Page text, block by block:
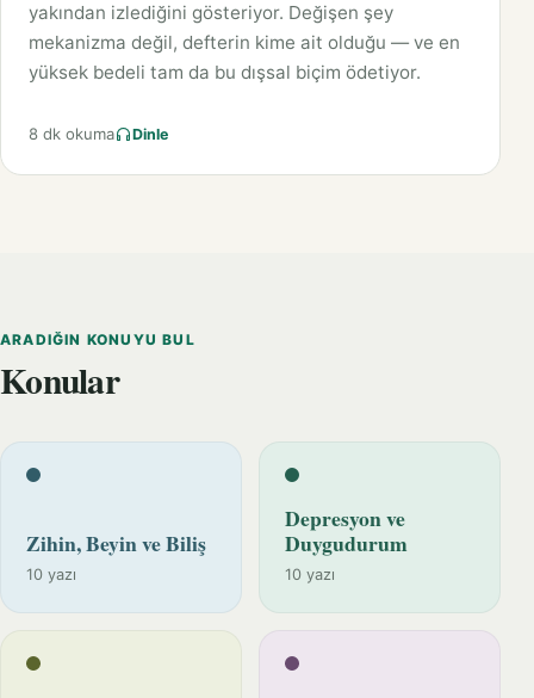
yakından izlediğini gösteriyor. Değişen şey
mekanizma değil, defterin kime ait olduğu — ve en
yüksek bedeli tam da bu dışsal biçim ödetiyor.
8 dk okuma Dinle
ARADIĞIN KONUYU BUL
Konular
Zihin, Beyin ve Biliş
10 yazı
Depresyon ve
Duygudurum
10 yazı